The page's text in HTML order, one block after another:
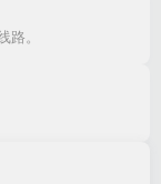
。